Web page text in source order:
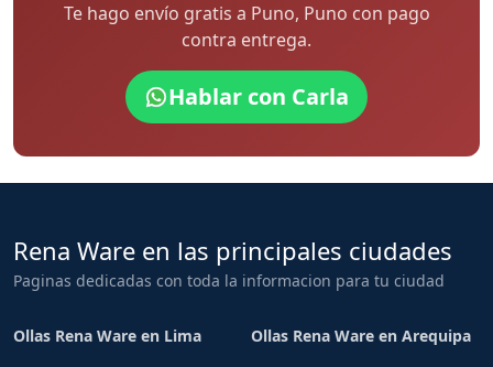
Te hago envío gratis a Puno, Puno con pago
contra entrega.
Hablar con Carla
Rena Ware en las principales ciudades
Paginas dedicadas con toda la informacion para tu ciudad
Ollas Rena Ware en Lima Ollas Rena Ware en Arequipa